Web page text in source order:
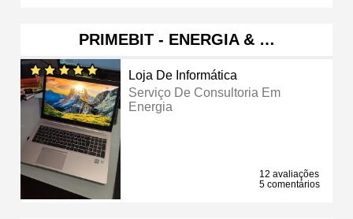
PRIMEBIT - ENERGIA & …
Loja De Informática
Serviço De Consultoria Em
Energia
12 avaliações
5 comentários